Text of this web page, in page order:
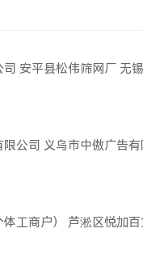
安平县松伟筛网厂 无
公司 义乌市中傲广告有
工商户） 芦淞区悦加